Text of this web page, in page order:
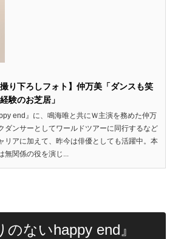
撮り下ろしフォト】仲万美「ダンスも笑
験のお芝居」
end』に、鳴海唯と共にＷ主演を務めた仲万
ダンサーとしてワールドツアーに同行するなど
リアに加えて、昨今は俳優としても活躍中。本
無関係の役を演じ...
のないhappy end』